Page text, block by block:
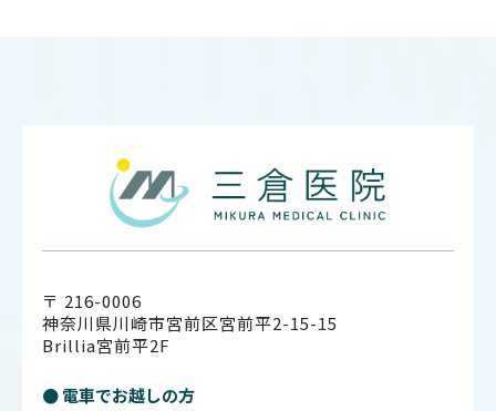
〒 216-0006
神奈川県川崎市宮前区宮前平2-15-15
Brillia宮前平2F
● 電車でお越しの方